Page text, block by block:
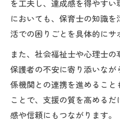
を工夫し、達成感を得やす
においても、保育士の知識
活での困りごとを具体的にサ
また、社会福祉士や心理士
保護者の不安に寄り添いな
係機関との連携を進めるこ
ことで、支援の質を高める
感や信頼にもつながります。